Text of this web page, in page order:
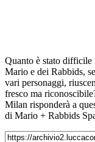
Quanto è stato
Mario e dei Rabbids,
vari personaggi,
fresco ma
Milan risponderà a
di Mario + Rabbids